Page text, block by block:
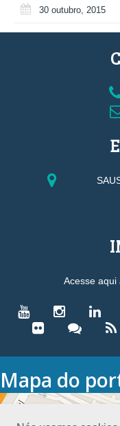
30 outubro, 2015
Acesse aqui
Mapa do
HOME